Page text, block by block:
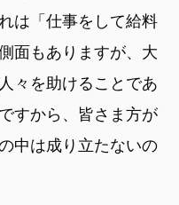
は「仕事をして給料
面もありますが、大
々を助けることであ
すから、皆さま方が
中は成り立たないの